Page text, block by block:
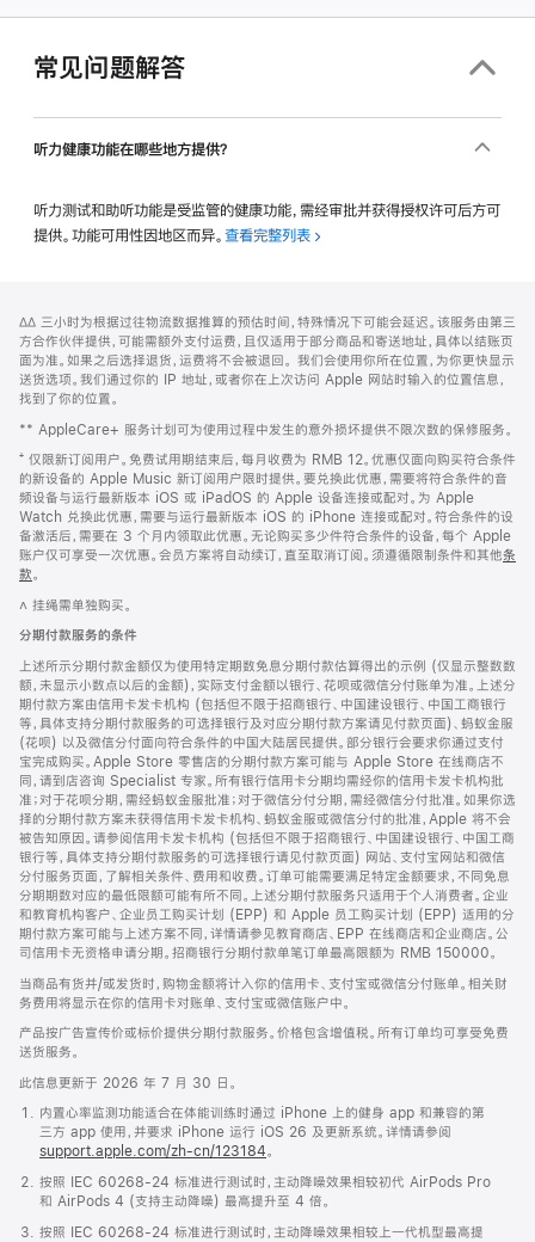
常见问题解答
听力健康功能在哪些地方提供？
听力测试和助听功能是受监管的健康功能，需经审批并获得授权许可后方可
提供。功能可用性因地区而异。 查看完整列表
页
页
脚
注
∆∆ 三小时为根据过往物流数据推算的预估时间，特殊情况下可能会延迟。该服务由第三
方合作伙伴提供，可能需额外支付运费，且仅适用于部分商品和寄送地址，具体以结账页
面为准。如果之后选择退货，运费将不会被退回。 我们会使用你所在位置，为你更快显示
送货选项。我们通过你的 IP 地址，或者你在上次访问 Apple 网站时输入的位置信息，
找到了你的位置。
** AppleCare+ 服务计划可为使用过程中发生的意外损坏提供不限次数的保修服务。
⁺ 仅限新订阅用户。免费试用期结束后，每月收费为 RMB 12。优惠仅面向购买符合条件
的新设备的 Apple Music 新订阅用户限时提供。要兑换此优惠，需要将符合条件的音
频设备与运行最新版本 iOS 或 iPadOS 的 Apple 设备连接或配对。为 Apple
Watch 兑换此优惠，需要与运行最新版本 iOS 的 iPhone 连接或配对。符合条件的设
备激活后，需要在 3 个月内领取此优惠。无论购买多少件符合条件的设备，每个 Apple
账户仅可享受一次优惠。会员方案将自动续订，直至取消订阅。须遵循限制条件和其他条
款。
窗
口
打
开)
˄ 挂绳需单独购买。
分期付款服务的条件
上述所示分期付款金额仅为使用特定期数免息分期付款估算得出的示例 (仅显示整数数
额，未显示小数点以后的金额)，实际支付金额以银行、花呗或微信分付账单为准。上述分
期付款方案由信用卡发卡机构 (包括但不限于招商银行、中国建设银行、中国工商银行
等，具体支持分期付款服务的可选择银行及对应分期付款方案请见付款页面)、蚂蚁金服
(花呗) 以及微信分付面向符合条件的中国大陆居民提供。部分银行会要求你通过支付
宝完成购买。Apple Store 零售店的分期付款方案可能与 Apple Store 在线商店不
同，请到店咨询 Specialist 专家。所有银行信用卡分期均需经你的信用卡发卡机构批
准；对于花呗分期，需经蚂蚁金服批准；对于微信分付分期，需经微信分付批准。如果你选
择的分期付款方案未获得信用卡发卡机构、蚂蚁金服或微信分付的批准，Apple 将不会
被告知原因。请参阅信用卡发卡机构 (包括但不限于招商银行、中国建设银行、中国工商
银行等，具体支持分期付款服务的可选择银行请见付款页面) 网站、支付宝网站和微信
分付服务页面，了解相关条件、费用和收费。订单可能需要满足特定金额要求，不同免息
分期期数对应的最低限额可能有所不同。上述分期付款服务只适用于个人消费者。企业
和教育机构客户、企业员工购买计划 (EPP) 和 Apple 员工购买计划 (EPP) 适用的分
期付款方案可能与上述方案不同，详情请参见教育商店、EPP 在线商店和企业商店。公
司信用卡无资格申请分期。招商银行分期付款单笔订单最高限额为 RMB 150000。
当商品有货并/或发货时，购物金额将计入你的信用卡、支付宝或微信分付账单。相关财
务费用将显示在你的信用卡对账单、支付宝或微信账户中。
产品按广告宣传价或标价提供分期付款服务。价格包含增值税。所有订单均可享受免费
送货服务。
此信息更新于 2026 年 7 月 30 日。
内置心率监测功能适合在体能训练时通过 iPhone 上的健身 app 和兼容的第
三方 app 使用，并要求 iPhone 运行 iOS 26 及更新系统。详情请参阅
support.apple.com/zh-cn/123184。
按照 IEC 60268-24 标准进行测试时，主动降噪效果相较初代 AirPods Pro
和 AirPods 4 (支持主动降噪) 最高提升至 4 倍。
按照 IEC 60268-24 标准进行测试时，主动降噪效果相较上一代机型最高提